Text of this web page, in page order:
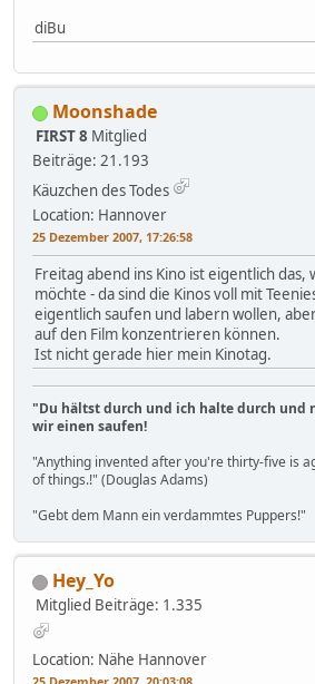
diBu
Moonshade
FIRST 8 Mitglied
Beiträge: 21.193
Käuzchen des Todes
Location: Hannover
25 Dezember 2007, 17:26:58
Freitag abend ins Kino ist eigentlich das,
möchte - da sind die Kinos voll mit
eigentlich saufen und labern wollen,
auf den Film konzentrieren können.
Ist nicht gerade hier mein Kinotag.
"Du hältst durch und ich halte durch und
wir einen saufen!
"Anything invented after you're thirty-five is
of things.!" (Douglas Adams)
"Gebt dem Mann ein verdammtes Puppers!"
Hey_Yo
Mitglied Beiträge: 1.335
Location: Nähe Hannover